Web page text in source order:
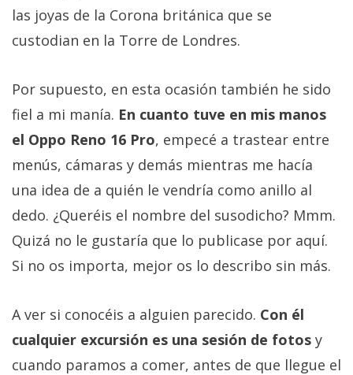
las joyas de la Corona británica que se
custodian en la Torre de Londres.
Por supuesto, en esta ocasión también he sido
fiel a mi manía. En cuanto tuve en mis manos
el Oppo Reno 16 Pro, empecé a trastear entre
menús, cámaras y demás mientras me hacía
una idea de a quién le vendría como anillo al
dedo. ¿Queréis el nombre del susodicho? Mmm.
Quizá no le gustaría que lo publicase por aquí.
Si no os importa, mejor os lo describo sin más.
A ver si conocéis a alguien parecido. Con él
cualquier excursión es una sesión de fotos y
cuando paramos a comer, antes de que llegue el